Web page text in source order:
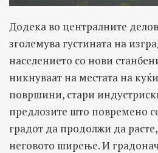
Додека во централните
зголемува густината на
населението со нови
никнуваат на местата на
површини, стари
предлозите што повремено
градот да продолжи да
неговото ширење. И